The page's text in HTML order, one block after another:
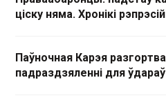
ціску няма. Хронікі
Паўночная Карэя
падраздзяленні для ўдараў